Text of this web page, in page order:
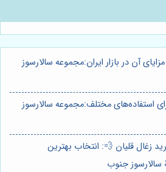
آن در بازار ایران:مجموعه سالارسوز
استفاده‌های مختلف:مجموعه سالارسوز
زغال قلیان 💨: انتخاب بهترین
جنوب